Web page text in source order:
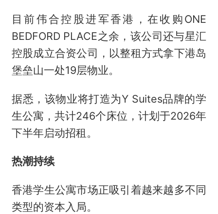
目前伟合控股进军香港，在收购ONE
BEDFORD PLACE之余，该公司还与星汇
控股成立合资公司，以整租方式拿下港岛
堡垒山一处19层物业。
据悉，该物业将打造为Y Suites品牌的学
生公寓，共计246个床位，计划于2026年
下半年启动招租。
热潮持续
香港学生公寓市场正吸引着越来越多不同
类型的资本入局。